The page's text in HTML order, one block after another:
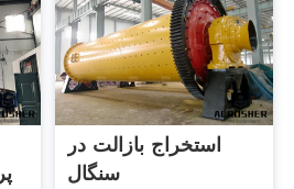
استخراج بازالت در
سنگال